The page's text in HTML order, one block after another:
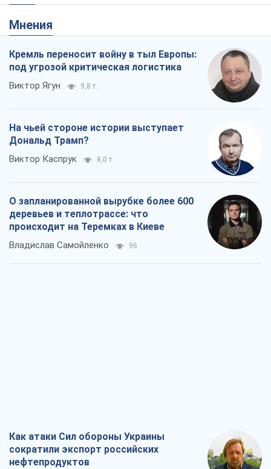
Мнения
Кремль переносит войну в тыл Европы:
под угрозой критическая логистика
Виктор Ягун 9,8 т.
На чьей стороне истории выступает
Дональд Трамп?
Виктор Каспрук 8,0 т.
О запланированной вырубке более 600
деревьев и теплотрассе: что
происходит на Теремках в Киеве
Владислав Самойленко 96
Как атаки Сил обороны Украины
сократили экспорт российских
нефтепродуктов